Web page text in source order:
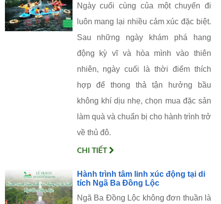
Ngày cuối cùng của một chuyến đi
luôn mang lại nhiều cảm xúc đặc biệt.
Sau những ngày khám phá hang
động kỳ vĩ và hòa mình vào thiên
nhiên, ngày cuối là thời điểm thích
hợp để thong thả tận hưởng bầu
không khí dịu nhẹ, chọn mua đặc sản
làm quà và chuẩn bị cho hành trình trở
về thủ đô.
CHI TIẾT
Hành trình tâm linh xúc động tại di
tích Ngã Ba Đồng Lộc
Ngã Ba Đồng Lộc không đơn thuần là